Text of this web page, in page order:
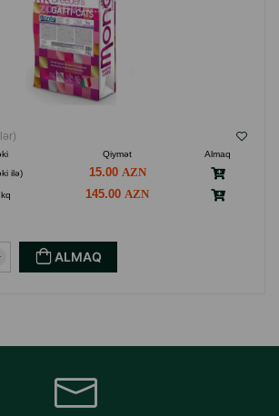
Qiymət
Almaq
ilə)
15.00
145.00
ALMAQ